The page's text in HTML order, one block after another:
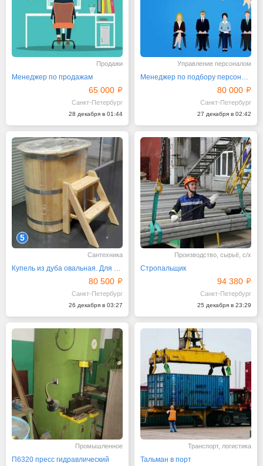
Продажи
Менеджер по продажам
65 000
Санкт-Петербург
28 декабря в 01:44
Управление персоналом
Менеджер по подбору персонала
80 000
Санкт-Петербург
27 декабря в 02:42
5
Сантехника
Купель из дуба овальная. Для бани
80 500
Санкт-Петербург
26 декабря в 03:27
Производство, сырьё, с/х
Стропальщик
94 380
Санкт-Петербург
25 декабря в 23:29
Промышленное
П6320 пресс гидравлический
Транспорт, логистика
Тальман в порт